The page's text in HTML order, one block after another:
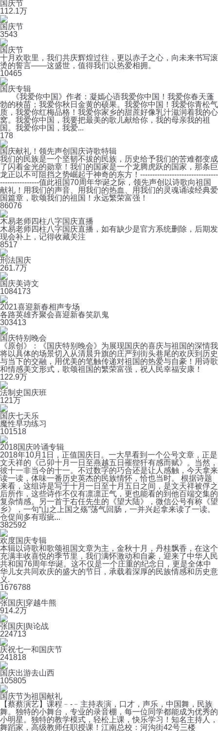
国庆节
112.1万
国庆节
3543
国庆节
十月欢歌里，我们共庆辉煌过往，更以赤子之心，向未来书写滚
烫的誓言——这盛世，值得我们以热爱相拥。
10465
国庆专辑
《我爱你中国》作者：凝嫣心语我爱你中国！我爱你春天蓬
勃的秧苗；我爱你秋日金黄的硕果。我爱你中国！我爱你青松气
质，我爱你红梅品格！我爱你家乡的甜蔗好像乳汁滋润着我的心
窝。我爱你中国，我要把最美的歌儿献给你，我的母亲我的祖
国。我爱你中国，我爱...
178
国庆献礼！领先声创国庆诗歌特辑
我们的民族是一个坚韧不拔的民族，历史给予我们的苦难都变成
了闪着金光的勋章！我们的国家是一个龙腾虎跃的国家，那条巨
龙正以不可阻挡之势崛起于神奇的东方！--------------------------------
----------------值此祖国70周年华诞之际，领先声创以诗歌向祖国
献礼！用我们的声音、用我们的热血、用我们的灵魂诵读经典爱
国篇章，歌颂我们的祖国！永远繁荣富强！
86076
木易老师四柱八字国庆直播
木易老师四柱八字国庆直播，如有缺少是官方系统删除，后期发
现会补上，记得收藏关注
8517
刑法国庆
261.7万
国庆美诗文
1084173
2021喜迎新春相声专场
各路英雄齐聚会喜迎新春笑趴鬼
303413
国庆特别晚会
《原创》：《国庆特别晚会》为展现国庆的喜庆与祖国的深情我
将以具体的场景切入从清晨升旗的庄严到街头巷尾的欢庆到历史
与当下的交融，用优美的笔触传递对祖国的热爱与自豪！用诗歌
和情感美文形式，歌颂祖国的繁荣富强，祝人民幸福安康！
122.9万
法制史国庆班
121万
国庆七天乐
魔性早功练习
101518
2018国庆吟诵专辑
2018年10月1日，正值国庆日。一大早看到一个公号文章，正是
文天祥的《己卯十月一日至燕越五日罹狴犴有感而赋》。当然，
彼十一非当今的十一。不过数字的巧合还是让人感触，今天拿来
读一读，体味一番历史英杰的民族情怀，恰也当时。 根据诗题
来看，这组诗是写于十月一日至十月五日之间，是文天祥被俘之
后所作，这些诗作不仅有凛凛正气，更也能看的到他百端交集的
复杂情感。另一首于右任先生的《望大陆》，微信公号有称《望
乡》，一句“山之上国之殇”荡气回肠，一并兴起拿来读了一读。
仓促间多有瑕疵...
382592
欢度国庆专辑
本辑以诗歌和歌颂祖国文章为主，金秋十月，丹桂飘香，在这个
充满丰收喜悦的季节里，我们满怀激动和自豪，迎来了中华人民
共和国76周年华诞。这不仅是一个庄重的纪念日，更是全体中
华儿女共同欢庆的盛大的节日，承载着深厚的民族情感和历史意
义.
1676788
张国庆|穿越牛熊
914.2万
张国庆|舆论战
224713
庆祝七一和国庆节
241818
国庆出游去山西
105805
国庆节为祖国献礼
【蔡蔡演艺】课程﹣-﹣主持表演，口才，声乐，中国舞，民族
舞。独特的小舞台，专业的录音棚，每一位同学都能成为优秀的
小明星。独特的教学模式，轻松上课，快乐学习！知名主持人，
舞蹈家，高级教师任职授课！江南总校：河沟街42号三楼